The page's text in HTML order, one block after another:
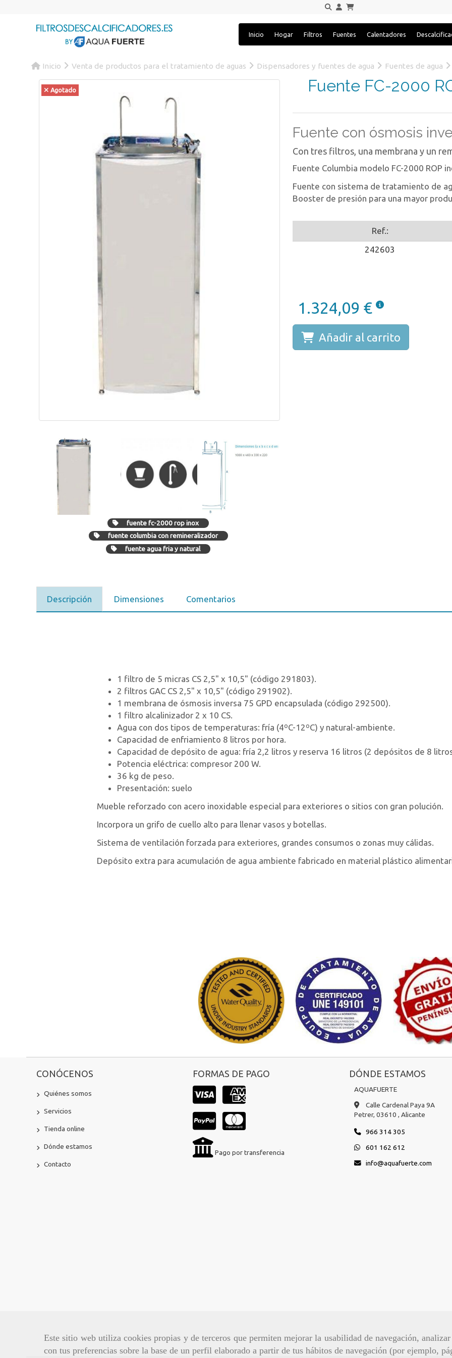
Este sitio web utiliza cookies propias y de terceros que permiten mejorar la usabilidad de navegación,
con tus preferencias sobre la base de un perfil elaborado a partir de tus hábitos de navegación (por ejemplo,
Inicio Hogar Filtros Fuentes Calentadores
Inicio Venta de productos para el tratamiento de aguas Dispensadores y fuentes de agua Fuentes de agua
Agotado
fuente fc-2000 rop inox
fuente columbia con remineralizador
fuente agua fria y natural
Fuente FC-2000
Fuente con ósmosis
Con tres filtros, una membrana y un
Fuente Columbia modelo FC-2000 ROP
Fuente con sistema de tratamiento de
Booster de presión para una mayor
Ref.:
242603
1.324,09 €
Añadir al carrito
Descripción Dimensiones Comentarios
1 filtro de 5 micras CS 2,5" x 10,5" (código 291803).
2 filtros GAC CS 2,5" x 10,5" (código 291902).
1 membrana de ósmosis inversa 75 GPD encapsulada (código 292500).
1 filtro alcalinizador 2 x 10 CS.
Agua con dos tipos de temperaturas: fría (4ºC-12ºC) y natural-ambiente.
Capacidad de enfriamiento 8 litros por hora.
Capacidad de depósito de agua: fría 2,2 litros y reserva 16 litros (2 depósitos de 8
Potencia eléctrica: compresor 200 W.
36 kg de peso.
Presentación: suelo
Mueble reforzado con acero inoxidable especial para exteriores o sitios con gran polución.
Incorpora un grifo de cuello alto para llenar vasos y botellas.
Sistema de ventilación forzada para exteriores, grandes consumos o zonas muy cálidas.
Depósito extra para acumulación de agua ambiente fabricado en material plástico
CONÓCENOS
Quiénes somos
Servicios
Tienda online
Dónde estamos
Contacto
FORMAS DE PAGO
Pago por transferencia
DÓNDE ESTAMOS
AQUAFUERTE
Calle Cardenal Paya 9A
Petrer, 03610 , Alicante
966 314 305
601 162 612
info
aquafuerte.com